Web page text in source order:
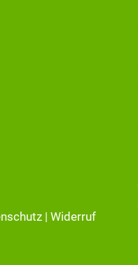
| Widerruf